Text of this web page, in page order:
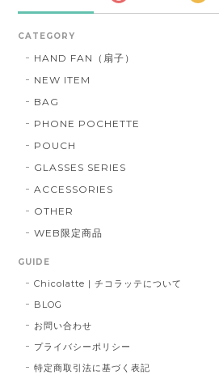
CATEGORY
HAND FAN（扇子）
NEW ITEM
BAG
PHONE POCHETTE
POUCH
GLASSES SERIES
ACCESSORIES
OTHER
WEB限定商品
GUIDE
Chicolatte | チコラッテについて
BLOG
お問い合わせ
プライバシーポリシー
特定商取引法に基づく表記